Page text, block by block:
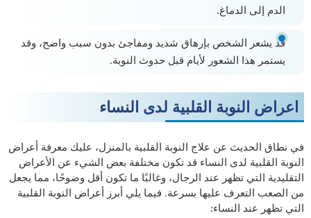
الدم إلى الدماغ.
قد يشعر الشخص بإرهاق شديد ومفاجئ بدون سبب واضح، وقد
يستمر هذا الشعور لأيام قبل حدوث النوبة.
اعراض النوبة القلبية لدى النساء
في نطاق الحديث عن علاج النوبة القلبية بالمنزل، عليك معرفة أعراض
النوبة القلبية لدى النساء قد تكون مختلفة بعض الشيء عن الأعراض
التقليدية التي تظهر عند الرجال، وغالبًا ما تكون أقل وضوحًا، مما يجعل
من الصعب التعرف عليها بسرعة. فيما يلي أبرز أعراض النوبة القلبية
التي تظهر عند النساء: